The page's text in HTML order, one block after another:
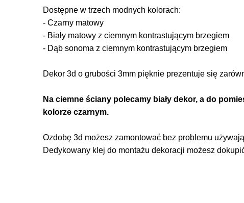
Dostępne w trzech modnych kolorach:
- Czarny matowy
- Biały matowy z ciemnym kontrastującym brzegiem
- Dąb sonoma z ciemnym kontrastującym brzegiem
Dekor 3d o grubości 3mm pięknie prezentuje się
Na ciemne ściany polecamy biały dekor, a do
kolorze czarnym.
Ozdobę 3d możesz zamontować bez problemu
Dedykowany klej do montażu dekoracji możesz